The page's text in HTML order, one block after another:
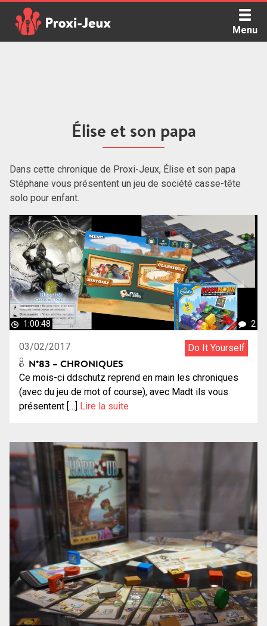
content
Menu
Élise et son papa
Dans cette chronique de Proxi-Jeux, Élise et son papa
Stéphane vous présentent un jeu de société casse-tête
solo pour enfant.
1:00:48 2
03/02/2017 Do It Yourself
N°83 – CHRONIQUES
Ce mois-ci ddschutz reprend en main les chroniques
(avec du jeu de mot of course), avec Madt ils vous
présentent […]
Lire la suite